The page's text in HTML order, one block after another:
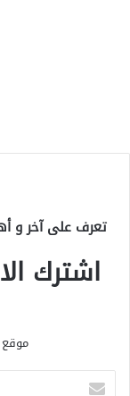
تعرف على آخر و
اشترك
موقع النيل ٢٤